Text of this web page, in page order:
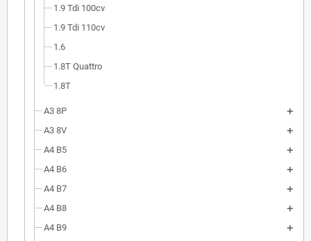
1.9 Tdi 100cv
1.9 Tdi 110cv
1.6
1.8T Quattro
1.8T
A3 8P
A3 8V
A4 B5
A4 B6
A4 B7
A4 B8
A4 B9